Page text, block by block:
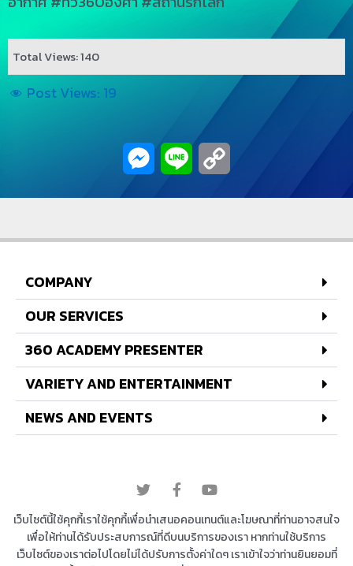
เว็บไซต์นี้ใช้คุกกี้เราใช้คุกกี้เพื่อนำเสนอคอนเทนต์และโฆษณาที่ท่านอาจสนใจ
เพื่อให้ท่านได้รับประสบการณ์ที่ดีบนบริการของเรา หากท่านใช้บริการ
เว็บไซต์ของเราต่อไปโดยไม่ได้ปรับการตั้งค่าใดๆ เราเข้าใจว่าท่านยินยอมที่
Total Views: 140
Post Views: 19
Messenger
Line
COMPANY
OUR SERVICES
360 ACADEMY PRESENTER
VARIETY AND ENTERTAINMENT
NEWS AND EVENTS
© 2022 All rights reserved